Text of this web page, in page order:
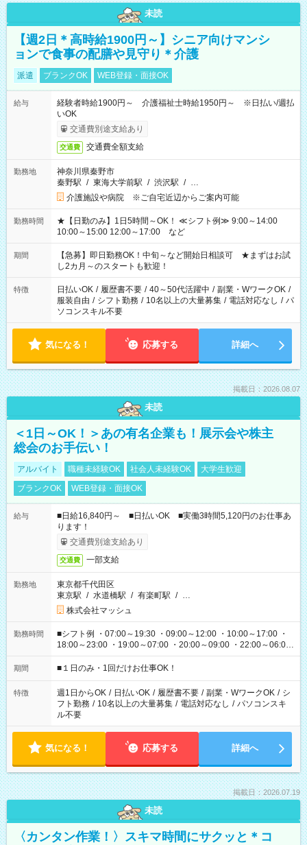
未読
【週2日＊高時給1900円～】シニア向けマンシ
ョンで食事の配膳や見守り＊介護
派遣 ブランクOK WEB登録・面接OK
給与
経験者時給1900円～ 介護福祉士時給1950円～ ※日払い/週払
いOK
交通費別途支給あり
交通費 交通費全額支給
勤務地
神奈川県秦野市
秦野駅 / 東海大学前駅 / 渋沢駅 / …
介護施設や病院 ※ご自宅近辺からご案内可能
勤務時間
★【日勤のみ】1日5時間～OK！ ≪シフト例≫ 9:00～14:00
10:00～15:00 12:00～17:00 など
期間
【急募】即日勤務OK！中旬～など開始日相談可 ★まずはお試
し2カ月～のスタートも歓迎！
特徴 日払いOK / 履歴書不要 / 40～50代活躍中 / 副業・WワークOK /
服装自由 / シフト勤務 / 10名以上の大量募集 / 電話対応なし / パ
ソコンスキル不要
気になる！ 応募する 詳細へ
掲載日：2026.08.07
未読
＜1日～OK！＞あの有名企業も！展示会や株主
総会のお手伝い！
アルバイト 職種未経験OK 社会人未経験OK
大学生歓迎
ブランクOK
WEB登録・面接OK
給与
■日給16,840円～ ■日払いOK ■実働3時間5,120円のお仕事あ
ります！
交通費別途支給あり
交通費 一部支給
勤務地
東京都千代田区
東京駅 / 水道橋駅 / 有楽町駅 / …
株式会社マッシュ
勤務時間
■シフト例 ・07:00～19:30 ・09:00～12:00 ・10:00～17:00 ・
18:00～23:00 ・19:00～07:00 ・20:00～09:00 ・22:00～06:00
etc ★最短で3時間で5,120円のお仕事から 15時間で2万円近く稼
げるお仕事も！ ご希望のお時間に合わせてご紹介！ ※シフトは
ください！
期間 ■１日のみ・1回だけお仕事OK！
特徴 週1日からOK / 日払いOK / 履歴書不要 / 副業・WワークOK / シ
フト勤務 / 10名以上の大量募集 / 電話対応なし / パソコンスキ
ル不要
気になる！ 応募する 詳細へ
掲載日：2026.07.19
未読
〈カンタン作業！〉スキマ時間にサクッと＊コ